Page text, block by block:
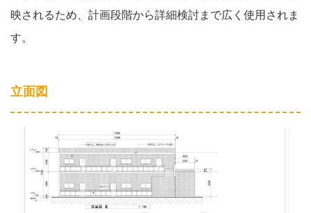
映されるため、計画段階から詳細検討まで広く使用されま
す。
立面図